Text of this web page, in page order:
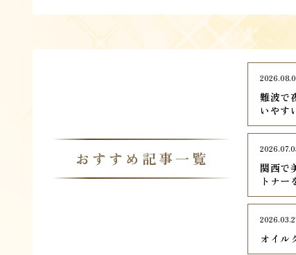
おすすめ記事一覧
難波で
いやす
関西で
トナー
オイル